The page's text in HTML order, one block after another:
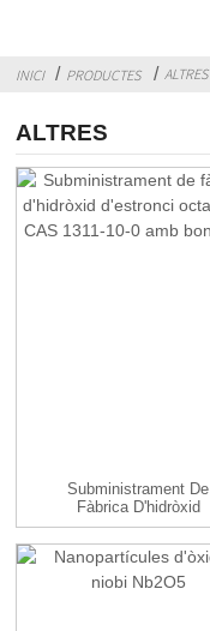
INICI PRODUCTES ALTRES
ALTRES
Subministrament De
Fàbrica D'hidròxid
D'estronci
Octahidratat...